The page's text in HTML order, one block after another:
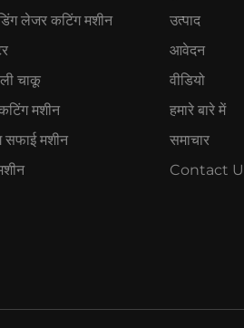
लेजर कटिंग मशीन
चाकू
मशीन
सफाई मशीन
उत्पाद
आवेदन
वीडियो
हमारे बारे में
समाचार
Contact